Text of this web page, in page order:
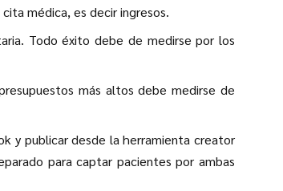
médica, es decir ingresos.
Todo éxito debe de medirse por los
más altos debe medirse de
y publicar desde la herramienta creator
para captar pacientes por ambas